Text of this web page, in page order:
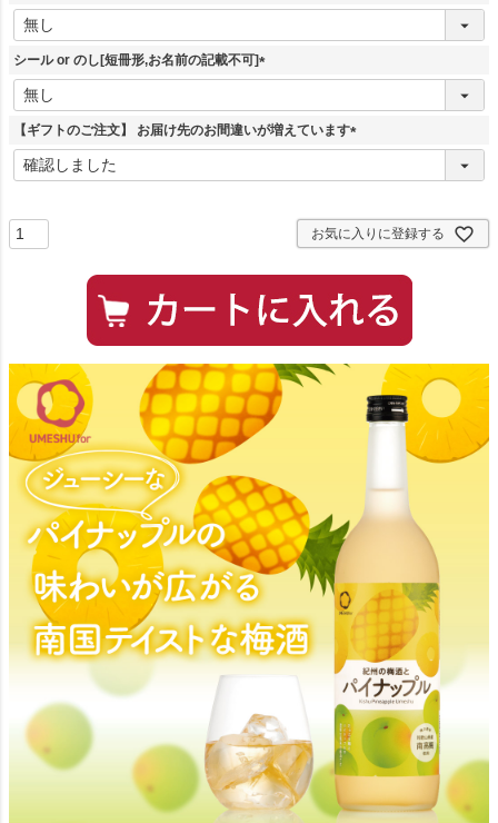
(
必
須
シール or のし[短冊形,お名前の記載不可]
(
須
【ギフトのご注文】 お届け先のお間違いが増えています
(
お気に入りに登録する